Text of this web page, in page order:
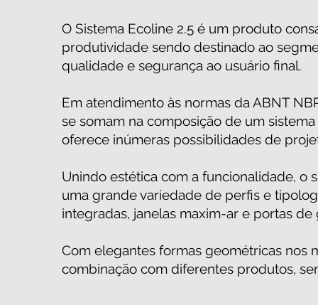
O Sistema Ecoline 2.5 é um produto
produtividade sendo destinado ao
qualidade e segurança ao usuário final.
Em atendimento às normas da ABNT
se somam na composição de um
oferece inúmeras possibilidades de
Unindo estética com a funcionalidade, o
uma grande variedade de perfis e
integradas, janelas maxim-ar e portas de
Com elegantes formas geométricas nos
combinação com diferentes produtos,